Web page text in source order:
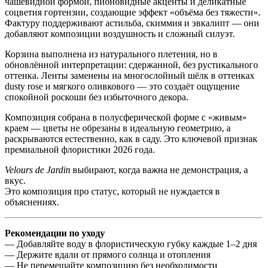
соцветия гортензии, создающие эффект «объёма без тяжести».
Фактуру поддерживают астильба, скиммия и эвкалипт — они
добавляют композиции воздушность и сложный силуэт.
Корзина выполнена из натурального плетения, но в
обновлённой интерпретации: сдержанной, без рустикального
оттенка. Ленты заменены на многослойный шёлк в оттенках
dusty rose и мягкого оливкового — это создаёт ощущение
спокойной роскоши без избыточного декора.
Композиция собрана в полусферической форме с «живым»
краем — цветы не обрезаны в идеальную геометрию, а
раскрываются естественно, как в саду. Это ключевой признак
премиальной флористики 2026 года.
Velours de Jardin выбирают, когда важна не демонстрация, а
вкус.
Это композиция про статус, который не нуждается в
объяснениях.
Рекомендации по уходу
— Добавляйте воду в флористическую губку каждые 1–2 дня
— Держите вдали от прямого солнца и отопления
— Не перемещайте композицию без необходимости